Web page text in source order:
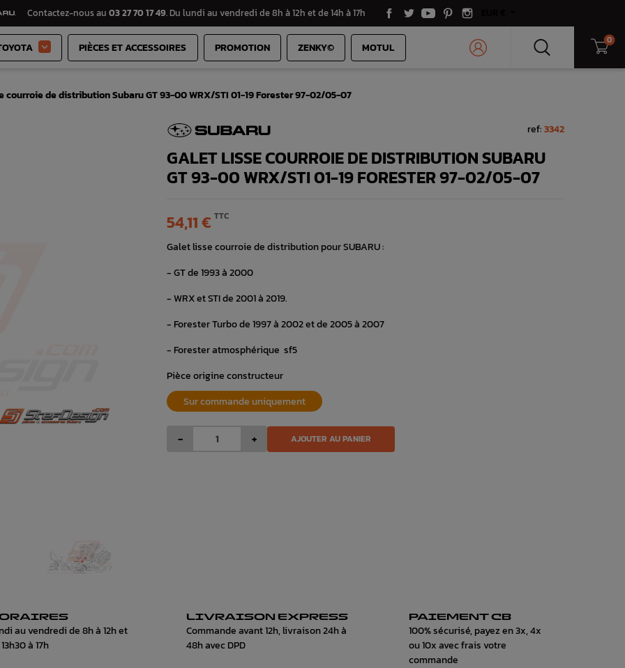
Contactez-nous au 03 27 70 17 49. Du lundi au vendredi de 8h à 12h et de 14h à 17h
 PIÈCES ET ACCESSOIRES PROMOTION ZENKY© MOTUL 0
courroie de distribution Subaru GT 93-00 WRX/STI 01-19 Forester 97-02/05-07
ref:3342
GALET LISSE COURROIE DE DISTRIBUTION SUBARU
GT 93-00 WRX/STI 01-19 FORESTER 97-02/05-07
54,11 € TTC
Galet lisse courroie de distribution pour SUBARU :
- GT de 1993 à 2000
- WRX et STI de 2001 à 2019.
- Forester Turbo de 1997 à 2002 et de 2005 à 2007
- Forester atmosphérique sf5
Pièce origine constructeur
Sur commande uniquement
- + AJOUTER AU PANIER
au vendredi de 8h à 12h et
à 17h
LIVRAISON EXPRESS
Commande avant 12h, livraison 24h à
48h avec DPD
PAIEMENT CB
100% sécurisé, payez en 3x, 4x
ou 10x avec frais votre
commande